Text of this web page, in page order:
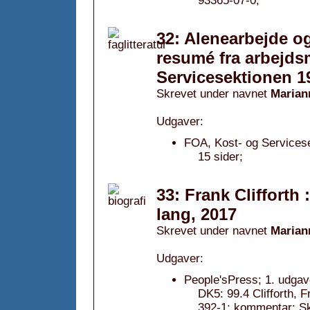
32: Alenearbejde
resumé fra
Servicesektionen
Skrevet under navnet
Udgaver:
FOA, Kost- og
15 sider;
33: Frank Clifforth
lang, 2017
Skrevet under navnet
Udgaver:
People'sPress; 1.
DK5: 99.4 Clifforth,